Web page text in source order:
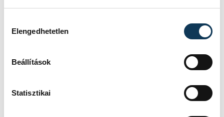
Elengedhetetlen
Beállítások
Statisztikai
bronzérmet szereztek 1982-ben és ezüstöt